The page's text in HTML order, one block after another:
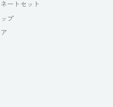
ートセット
プ